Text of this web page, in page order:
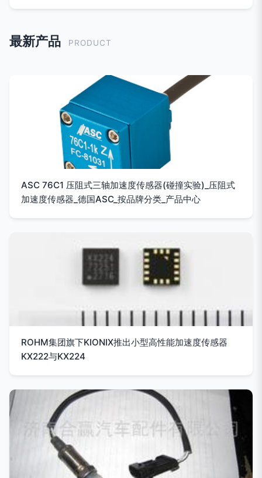
最新产品 PRODUCT
ASC 76C1 压阻式三轴加速度传感器(碰撞实验)_压阻式
加速度传感器_德国ASC_按品牌分类_产品中心
ROHM集团旗下KIONIX推出小型高性能加速度传感器
KX222与KX224